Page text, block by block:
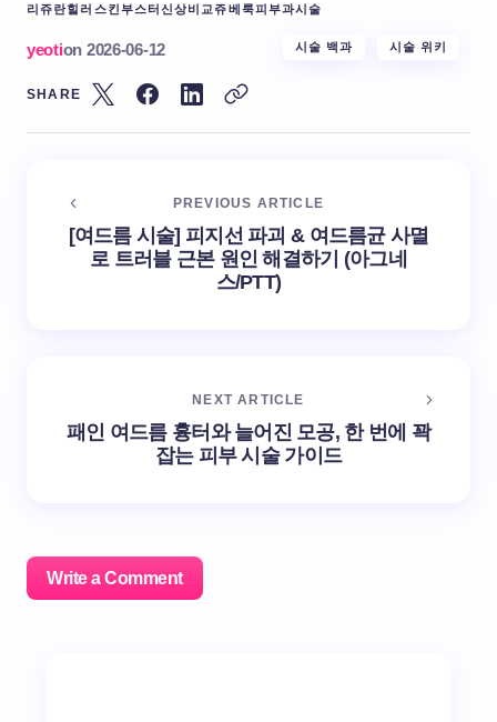
리쥬란힐러 스킨부스터신상비교쥬베룩피부과시술
yeotion 2026-06-12 시술 백과 시술 위키
SHARE
PREVIOUS ARTICLE
[여드름 시술] 피지선 파괴 & 여드름균 사멸
로 트러블 근본 원인 해결하기 (아그네
스/PTT)
NEXT ARTICLE
패인 여드름 흉터와 늘어진 모공, 한 번에 꽉
잡는 피부 시술 가이드
Write a Comment